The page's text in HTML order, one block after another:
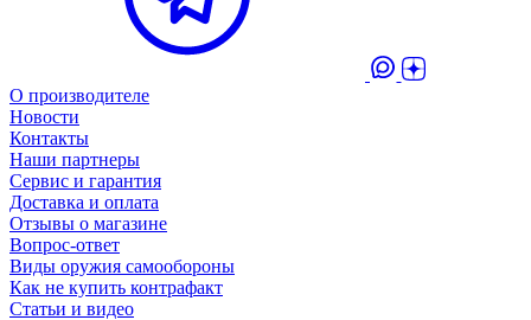
О производителе
Новости
Контакты
Наши партнеры
Сервис и гарантия
Доставка и оплата
Отзывы о магазине
Вопрос-ответ
Виды оружия самообороны
Как не купить контрафакт
Статьи и видео